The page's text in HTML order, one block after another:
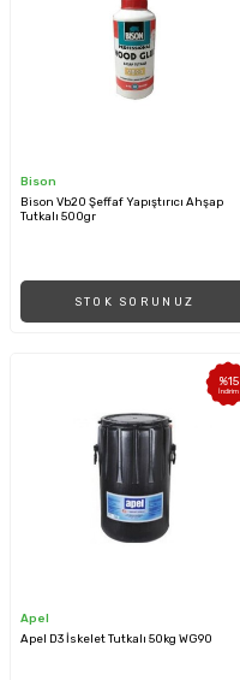
Bison
Bison Vb20 Şeffaf Yapıştırıcı Ahşap
Tutkalı 500gr
STOK SORUNUZ
%15
İndirim
Apel
Apel D3 İskelet Tutkalı 50kg WG90